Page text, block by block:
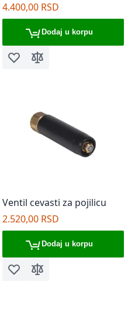
4.400,00 RSD
Dodaj u korpu
Dodaj u listu želja
Dodaj za poređenje
Ventil cevasti za pojilicu
2.520,00 RSD
Dodaj u korpu
Dodaj u listu želja
Dodaj za poređenje